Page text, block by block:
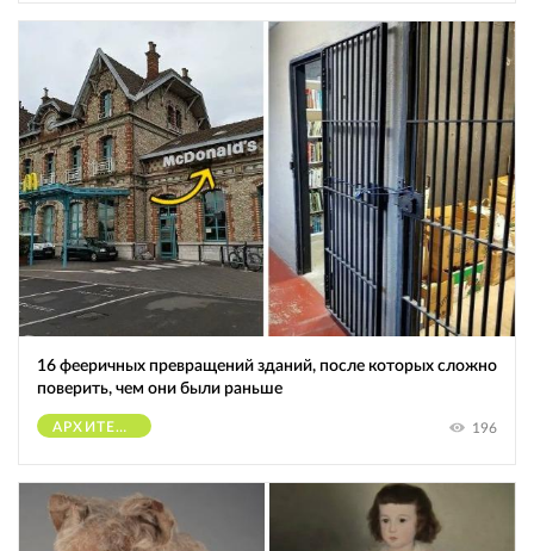
16 фееричных превращений зданий, после которых сложно
поверить, чем они были раньше
АРХИТЕКТУРА 196